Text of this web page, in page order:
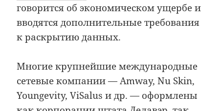
говорится об экономическом ущербе и
вводятся дополнительные требования
к раскрытию данных.
Многие крупнейшие международные
сетевые компании — Amway, Nu Skin,
Youngevity, ViSalus и др. — оформлены